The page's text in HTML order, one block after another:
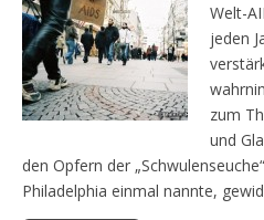
Welt-
jeden
zum
und
den Opfern der
Philadelphia einmal nannte,